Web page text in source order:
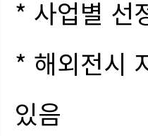
* 사업별 선
* 해외전시
있음